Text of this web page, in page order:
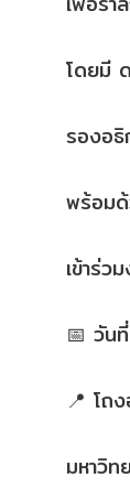
โดยมี
รองอธิ
พร้อม
เข้าร่ว
📅 วัน
📍 โถ
มหาวิ